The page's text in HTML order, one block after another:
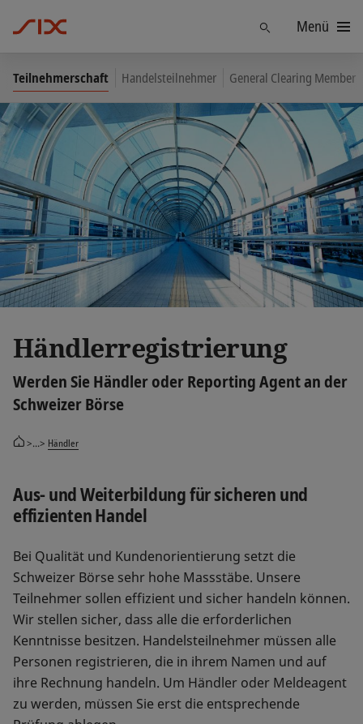
FindenMenü
Teilnehmerschaft Handelsteilnehmer General Clearing Member
Händlerregistrierung
Werden Sie Händler oder Reporting Agent an der
Schweizer Börse
>...> Händler
Aus- und Weiterbildung für sicheren und
effizienten Handel
Bei Qualität und Kundenorientierung setzt die
Schweizer Börse sehr hohe Massstäbe. Unsere
Teilnehmer sollen effizient und sicher handeln können.
Wir stellen sicher, dass alle die erforderlichen
Kenntnisse besitzen. Handelsteilnehmer müssen alle
Personen registrieren, die in ihrem Namen und auf
ihre Rechnung handeln. Um Händler oder Meldeagent
zu werden, müssen Sie erst die entsprechende